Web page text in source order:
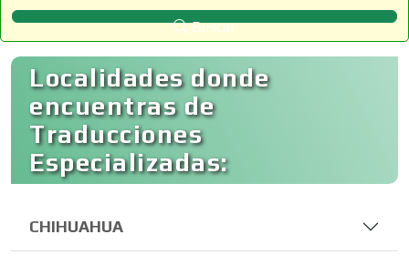
Buscar
Localidades donde
encuentras de
Traducciones
Especializadas:
CHIHUAHUA